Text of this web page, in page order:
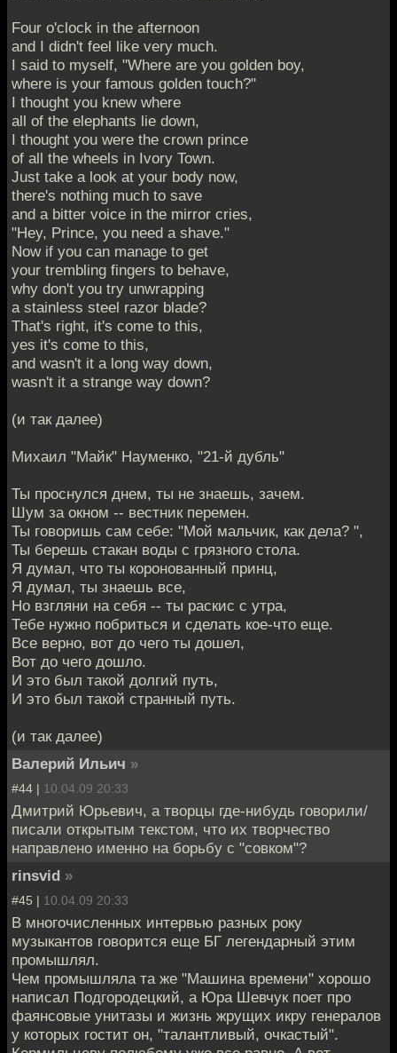
Four o'clock in the afternoon
and I didn't feel like very much.
I said to myself, "Where are you golden boy,
where is your famous golden touch?"
I thought you knew where
all of the elephants lie down,
I thought you were the crown prince
of all the wheels in Ivory Town.
Just take a look at your body now,
there's nothing much to save
and a bitter voice in the mirror cries,
"Hey, Prince, you need a shave."
Now if you can manage to get
your trembling fingers to behave,
why don't you try unwrapping
a stainless steel razor blade?
That's right, it's come to this,
yes it's come to this,
and wasn't it a long way down,
wasn't it a strange way down?
(и так далее)
Михаил "Майк" Науменко, "21-й дубль"
Ты проснулся днем, ты не знаешь, зачем.
Шум за окном -- вестник перемен.
Ты говоришь сам себе: "Мой мальчик, как дела? ",
Ты берешь стакан воды с грязного стола.
Я думал, что ты коронованный принц,
Я думал, ты знаешь все,
Но взгляни на себя -- ты раскис с утра,
Тебе нужно побриться и сделать кое-что еще.
Все верно, вот до чего ты дошел,
Вот до чего дошло.
И это был такой долгий путь,
И это был такой странный путь.
(и так далее)
Валерий Ильич »
#44 | 10.04.09 20:33
Дмитрий Юрьевич, а творцы где-нибудь говорили/
писали открытым текстом, что их творчество
направлено именно на борьбу с "совком"?
rinsvid »
#45 | 10.04.09 20:33
В многочисленных интервью разных року
музыкантов говорится еще БГ легендарный этим
промышлял.
Чем промышляла та же "Машина времени" хорошо
написал Подгородецкий, а Юра Шевчук поет про
фаянсовые унитазы и жизнь жрущих икру генералов
у которых гостит он, "талантливый, очкастый".